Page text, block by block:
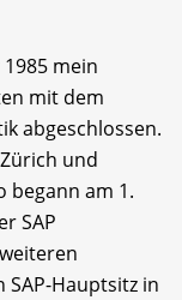
mein
mit dem
abgeschlossen.
und
begann am 1.
SAP
Hauptsitz in